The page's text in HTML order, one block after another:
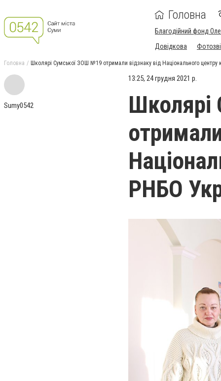
Головна
Благодійний фонд
Довідкова
Головна Школярі Сумської ЗОШ №19 отримали відзнаку від Національного центру
Sumy0542
13:25, 24 грудня 2021 р.
РНБО